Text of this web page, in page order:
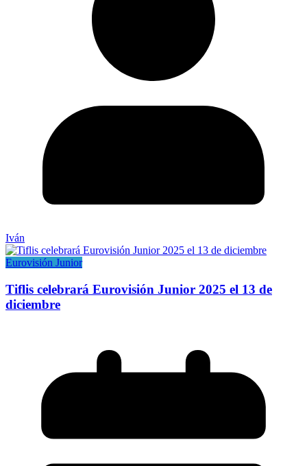
Iván
Eurovisión Junior
Tiflis celebrará Eurovisión Junior 2025 el 13 de
diciembre